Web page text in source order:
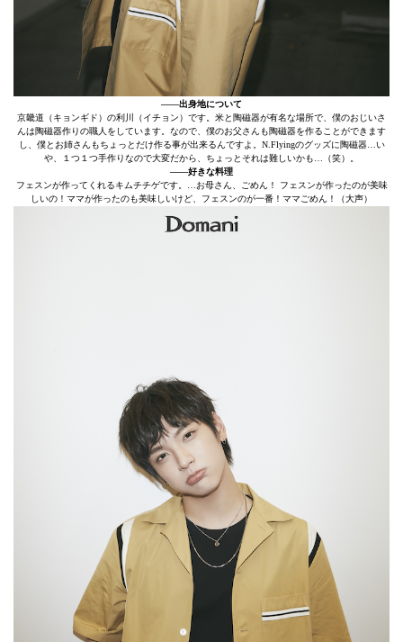
――出身地について
京畿道（キョンギド）の利川（イチョン）です。米と陶磁器が有名な場所で、僕のおじいさ
んは陶磁器作りの職人をしています。なので、僕のお父さんも陶磁器を作ることができます
し、僕とお姉さんもちょっとだけ作る事が出来るんですよ。N.Flyingのグッズに陶磁器…い
や、１つ１つ手作りなので大変だから、ちょっとそれは難しいかも…（笑）。
――好きな料理
フェスンが作ってくれるキムチチゲです。…お母さん、ごめん！ フェスンが作ったのが美味
しいの！ママが作ったのも美味しいけど、フェスンのが一番！ママごめん！（大声）